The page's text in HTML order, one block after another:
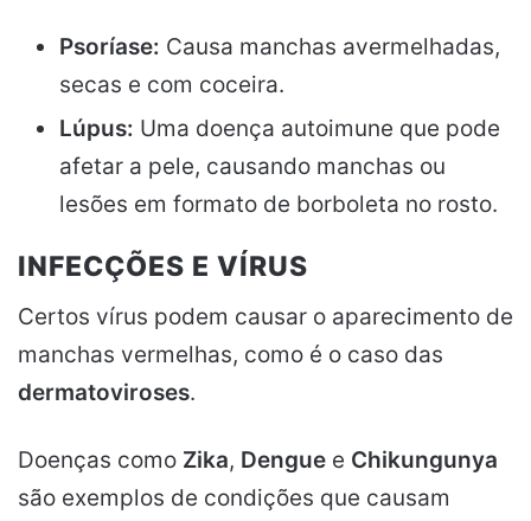
Psoríase: Causa manchas avermelhadas,
secas e com coceira.
Lúpus: Uma doença autoimune que pode
afetar a pele, causando manchas ou
lesões em formato de borboleta no rosto.
INFECÇÕES E VÍRUS
Certos vírus podem causar o aparecimento de
manchas vermelhas, como é o caso das
dermatoviroses.
Doenças como Zika, Dengue e Chikungunya
são exemplos de condições que causam